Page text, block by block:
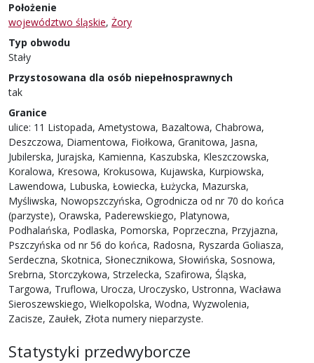
Położenie
województwo śląskie, Żory
Typ obwodu
Stały
Przystosowana dla osób niepełnosprawnych
tak
Granice
ulice: 11 Listopada, Ametystowa, Bazaltowa, Chabrowa,
Deszczowa, Diamentowa, Fiołkowa, Granitowa, Jasna,
Jubilerska, Jurajska, Kamienna, Kaszubska, Kleszczowska,
Koralowa, Kresowa, Krokusowa, Kujawska, Kurpiowska,
Lawendowa, Lubuska, Łowiecka, Łużycka, Mazurska,
Myśliwska, Nowopszczyńska, Ogrodnicza od nr 70 do końca
(parzyste), Orawska, Paderewskiego, Platynowa,
Podhalańska, Podlaska, Pomorska, Poprzeczna, Przyjazna,
Pszczyńska od nr 56 do końca, Radosna, Ryszarda Goliasza,
Serdeczna, Skotnica, Słonecznikowa, Słowińska, Sosnowa,
Srebrna, Storczykowa, Strzelecka, Szafirowa, Śląska,
Targowa, Truflowa, Urocza, Uroczysko, Ustronna, Wacława
Sieroszewskiego, Wielkopolska, Wodna, Wyzwolenia,
Zacisze, Zaułek, Złota numery nieparzyste.
Statystyki przedwyborcze